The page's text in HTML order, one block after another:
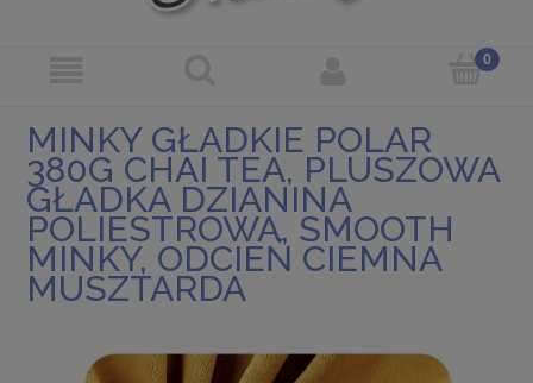
MINKY GŁADKIE POLAR
380G CHAI TEA, PLUSZOWA
GŁADKA DZIANINA
POLIESTROWA, SMOOTH
MINKY, ODCIEŃ CIEMNA
MUSZTARDA